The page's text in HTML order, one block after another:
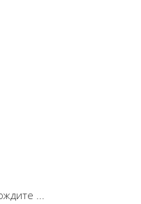
...